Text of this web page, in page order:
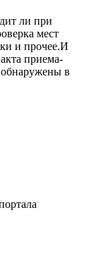
ли при
мест
и прочее.И
приема-
обнаружены в